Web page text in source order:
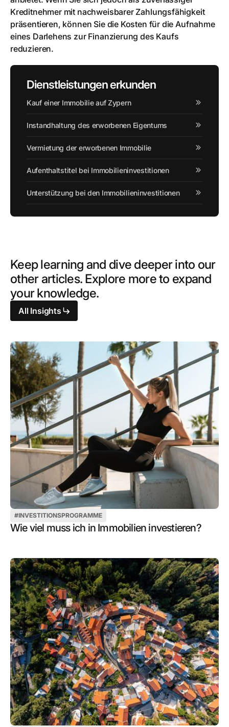
Dienstleistungen erkunden
Kauf einer Immobilie auf Zypern
Instandhaltung des erworbenen Eigentums
Vermietung der erworbenen Immobilie
Aufenthaltstitel bei Immobilieninvestitionen
Unterstützung bei den Immobilieninvestitionen
Kreditnehmer mit nachweisbarer Zahlungsfähigkeit
präsentieren, können Sie die Kosten für die Aufnahme
eines Darlehens zur Finanzierung des Kaufs
reduzieren.
Keep learning and dive deeper into our
other articles. Explore more to expand
your knowledge.
All Insights
#INVESTITIONSPROGRAMME
Wie viel muss ich in Immobilien investieren?